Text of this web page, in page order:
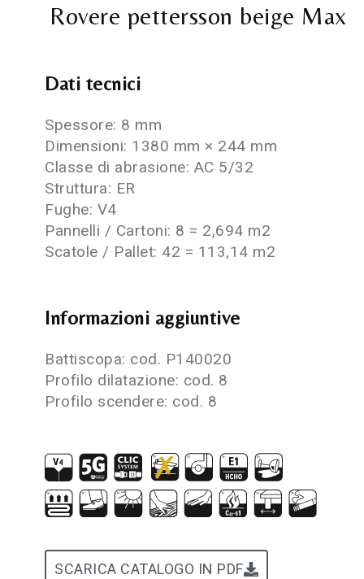
Rovere pettersson beige Max
Dati tecnici
Spessore: 8 mm
Dimensioni: 1380 mm × 244 mm
Classe di abrasione: AC 5/32
Struttura: ER
Fughe: V4
Pannelli / Cartoni: 8 = 2,694 m2
Scatole / Pallet: 42 = 113,14 m2
Informazioni aggiuntive
Battiscopa: cod. P140020
Profilo dilatazione: cod. 8
Profilo scendere: cod. 8
SCARICA CATALOGO IN PDF